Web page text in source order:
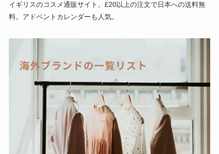
イギリスのコスメ通販サイト。£20以上の注文で日本への送料無
料。アドベントカレンダーも人気。